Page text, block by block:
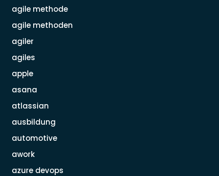
agile methode
agile methoden
agiler
agiles
apple
asana
atlassian
ausbildung
automotive
awork
azure devops